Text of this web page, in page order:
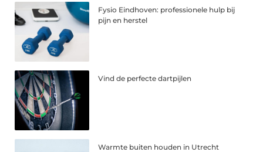
Fysio Eindhoven: professionele hulp bij
pijn en herstel
Vind de perfecte dartpijlen
Warmte buiten houden in Utrecht